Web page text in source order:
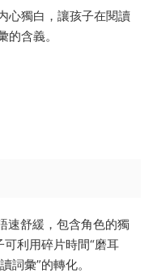
心獨白，讓孩子在閱讀
含義。
速舒緩，包含角色的獨
利用碎片時間“磨耳
詞彙”的轉化。